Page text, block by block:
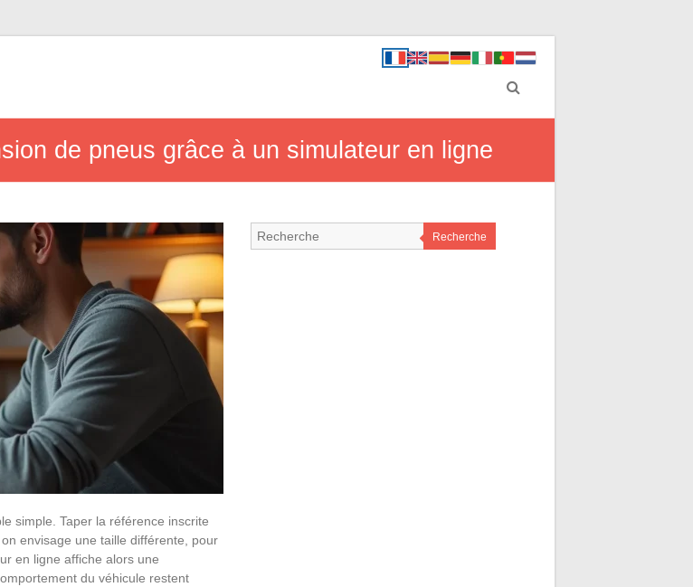
de pneus grâce à un simulateur en ligne
simple. Taper la référence inscrite
envisage une taille différente, pour
en ligne affiche alors une
du véhicule restent
Recherche